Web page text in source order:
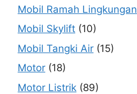
Mobil Ramah Lingkungan
Mobil Skylift (10)
Mobil Tangki Air (15)
Motor (18)
Motor Listrik (89)